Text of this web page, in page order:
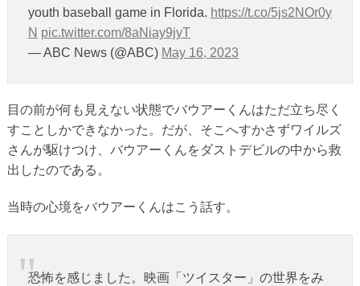
youth baseball game in Florida. https://t.co/5js2NOr0y
N pic.twitter.com/8aNiay9jyT
— ABC News (@ABC) May 16, 2023
目の前が何も見えない状態でバウアーくんはただ立ち尽く
すことしかできなかった。だが、そこへすかさずワイルズ
さんが駆けつけ、バウアーくんをダストデビルの中から救
出したのである。
当時の心境をバウアーくんはこう話す。
恐怖を感じました。映画「ツイスター」の世界をみ